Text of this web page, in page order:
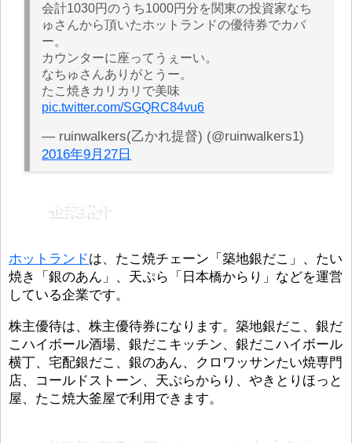
会計1030円のうち1000円分を関東の投資家なち
ゅさんから頂いたホットランドの優待券でカバ
ー。
カウンターに座ってうぇーい。
なちゅさんありがとうー。
たこ焼きカリカリで美味
pic.twitter.com/SGQRC84vu6
— ruinwalkers(乙かれ提督) (@ruinwalkers1)
2016年9月27日
企業紹介
ホットランドは、たこ焼チェーン「築地銀だこ」、たい
焼き「銀のあん」、天ぷら「日本橋からり」などを運営
している企業です。
株主優待は、株主優待券になります。築地銀だこ、銀だ
こハイボール酒場、銀だこキッチン、銀だこハイボール
横丁、宅配銀だこ、銀のあん、クロワッサンたい焼専門
店、コールドストーン、天ぷらからり、やきとりほっと
屋、たこ焼大釜屋で利用できます。